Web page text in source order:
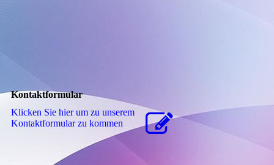
Kontaktformular
Klicken Sie hier um zu unserem
Kon­takt­for­mu­lar zu kommen